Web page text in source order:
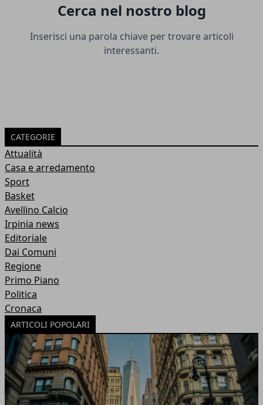
Cerca nel nostro blog
Inserisci una parola chiave per trovare articoli
interessanti.
CATEGORIE
Attualità
Casa e arredamento
Sport
Basket
Avellino Calcio
Irpinia news
Editoriale
Dai Comuni
Regione
Primo Piano
Politica
Cronaca
ARTICOLI POPOLARI